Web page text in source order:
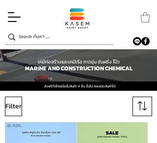
เคมีก่อสร้างและเคมีเรือ กาวขุ่น ชันฝรั่ง โป๊ว
MARINE AND CONSTRUCTION CHEMICAL
ส่งฟรีทั่วไทยเมื่อสั่งสินค้า 4 ชิ้น ขึ้นไป คละชนิดสินค้าได้
Filter